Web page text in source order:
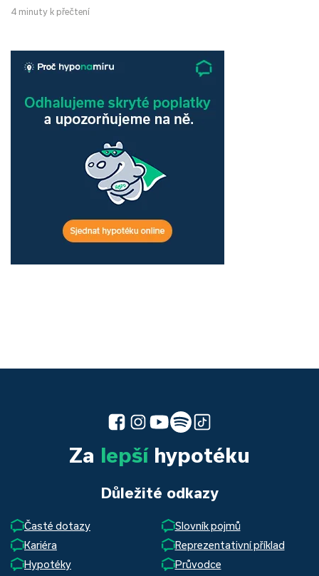
4 minuty k přečtení
Za lepšíhypotéku
Důležité odkazy
Časté dotazy
Slovník pojmů
Kariéra
Reprezentativní příklad
Hypotéky
Průvodce